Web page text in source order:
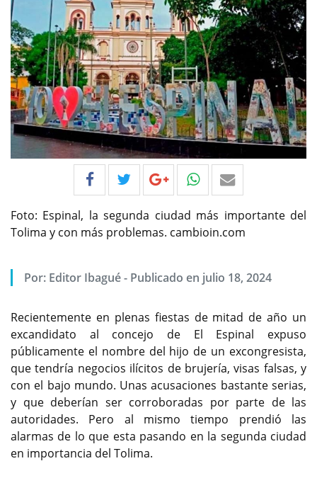
Foto: Espinal, la segunda ciudad más importante del
Tolima y con más problemas. cambioin.com
Por: Editor Ibagué- Publicado en julio 18, 2024
Recientemente en plenas fiestas de mitad de año un
excandidato al concejo de El Espinal expuso
públicamente el nombre del hijo de un excongresista,
que tendría negocios ilícitos de brujería, visas falsas, y
con el bajo mundo. Unas acusaciones bastante serias,
y que deberían ser corroboradas por parte de las
autoridades. Pero al mismo tiempo prendió las
alarmas de lo que esta pasando en la segunda ciudad
en importancia del Tolima.